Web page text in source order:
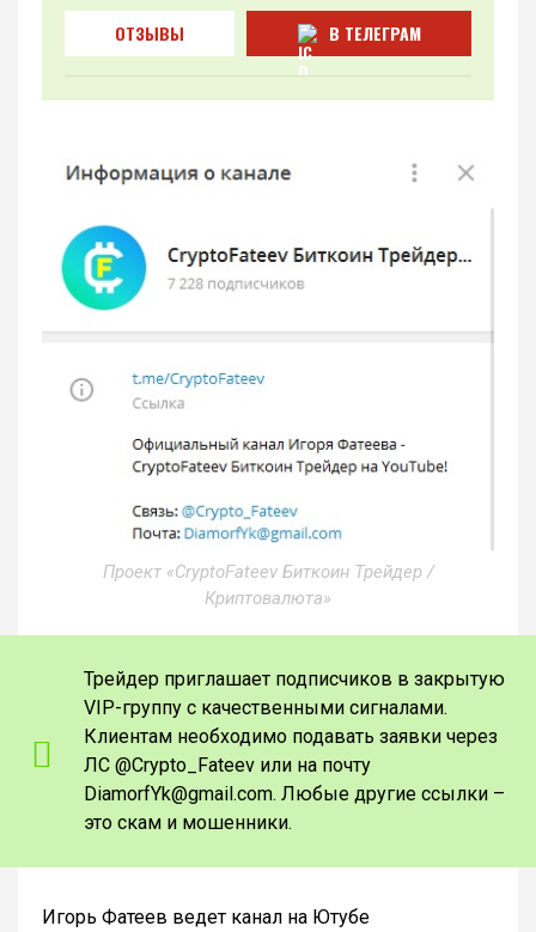
ОТЗЫВЫ В ТЕЛЕГРАМ
Проект «CryptoFateev Биткоин Трейдер /
Криптовалюта»
Трейдер приглашает подписчиков в закрытую
VIP-группу с качественными сигналами.
Клиентам необходимо подавать заявки через
ЛС @Crypto_Fateev или на почту
DiamorfYk@gmail.com. Любые другие ссылки –
это скам и мошенники.
Игорь Фатеев ведет канал на Ютубе